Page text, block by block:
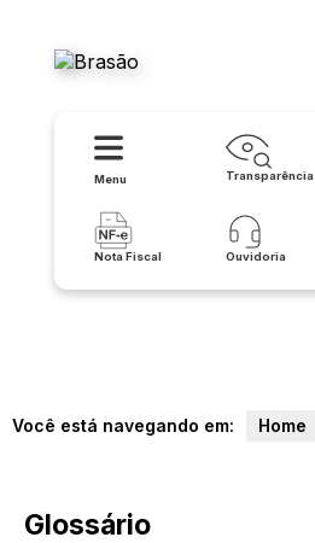
Menu Transparência
Nota Fiscal Ouvidoria
Você está navegando em: Home
Glossário